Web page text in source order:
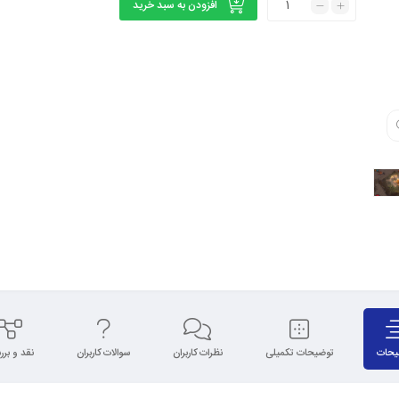
افزودن به سبد خرید
توضیحات تکمیلی نظرات کاربران سوالات کاربران نقد و